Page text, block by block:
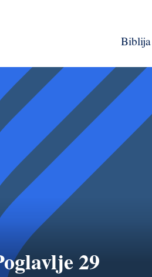
Biblija
29